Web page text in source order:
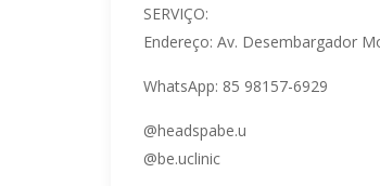
SERVIÇO:
Endereço: Av. Desembargador
WhatsApp: 85 98157-6929
@headspabe.u
@be.uclinic